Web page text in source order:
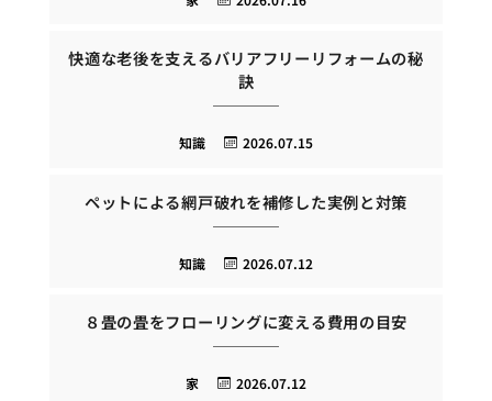
快適な老後を支えるバリアフリーリフォームの秘
訣
2026.07.15
知識
ペットによる網戸破れを補修した実例と対策
2026.07.12
知識
８畳の畳をフローリングに変える費用の目安
2026.07.12
家